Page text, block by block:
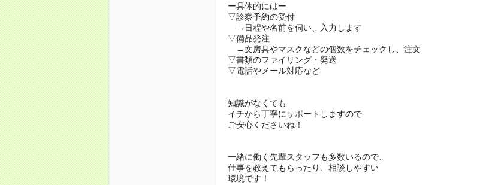
ー具体的にはー
▽診察予約の受付
→日程や名前を伺い、入力します
▽備品発注
→文房具やマスクなどの個数をチェックし、注文
▽書類のファイリング・発送
▽電話やメール対応など
知識がなくても
イチから丁寧にサポートしますので
ご安心くださいね！
一緒に働く先輩スタッフも多数いるので、
仕事を教えてもらったり、相談しやすい
環境です！